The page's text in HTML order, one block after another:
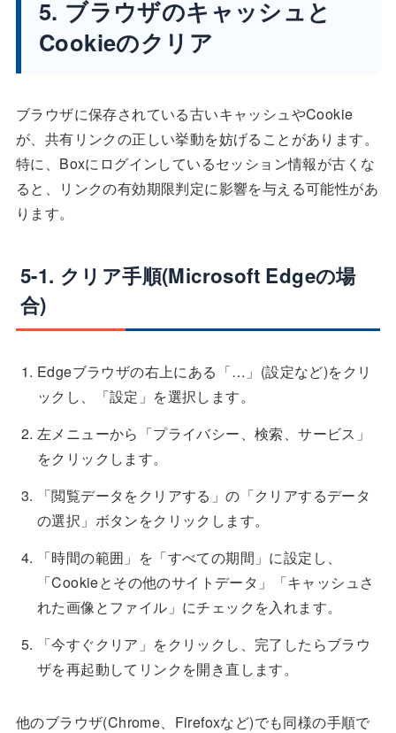
5. ブラウザのキャッシュと
Cookieのクリア
ブラウザに保存されている古いキャッシュやCookie
が、共有リンクの正しい挙動を妨げることがあります。
特に、Boxにログインしているセッション情報が古くな
ると、リンクの有効期限判定に影響を与える可能性があ
ります。
5-1. クリア手順(Microsoft Edgeの場
合)
Edgeブラウザの右上にある「…」(設定など)をクリ
ックし、「設定」を選択します。
左メニューから「プライバシー、検索、サービス」
をクリックします。
「閲覧データをクリアする」の「クリアするデータ
の選択」ボタンをクリックします。
「時間の範囲」を「すべての期間」に設定し、
「Cookieとその他のサイトデータ」「キャッシュさ
れた画像とファイル」にチェックを入れます。
「今すぐクリア」をクリックし、完了したらブラウ
ザを再起動してリンクを開き直します。
他のブラウザ(Chrome、Firefoxなど)でも同様の手順で